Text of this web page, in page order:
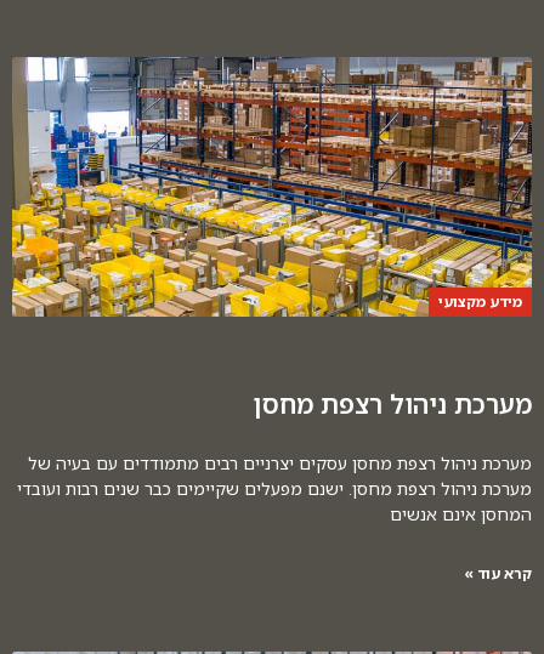
מידע מקצועי
מערכת ניהול רצפת מחסן
מערכת ניהול רצפת מחסן עסקים יצרניים רבים מתמודדים עם בעיה של
מערכת ניהול רצפת מחסן. ישנם מפעלים שקיימים כבר שנים רבות ועובדי
המחסן אינם אנשים
קרא עוד »